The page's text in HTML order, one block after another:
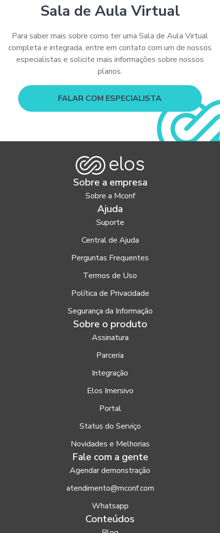
Sala de Aula Virtual
Para saber mais sobre como ter uma Sala de Aula Virtual
completa e integrada, entre em contato com um de nossos
especialistas e solicite mais informações sobre nossos
planos.
FALAR COM ESPECIALISTA
Sobre a empresa
Sobre a Mconf
Ajuda
Suporte
Central de Ajuda
Perguntas Frequentes
Termos de Uso
Política de Privacidade
Segurança da Informação
Sobre o produto
Assinatura
Parceria
Integração
Elos Imersivo
Portal
Status do Serviço
Novidades e Melhorias
Fale com a gente
Agendar demonstração
atendimento@mconf.com
Whatsapp
Conteúdos